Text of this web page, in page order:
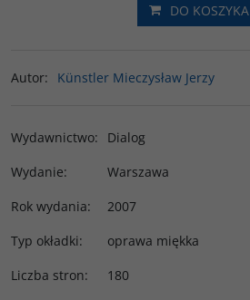
DO KOSZYKA
Autor: Künstler Mieczysław Jerzy
Wydawnictwo:
Dialog
Wydanie:
Warszawa
Rok wydania:
2007
Typ okładki:
oprawa miękka
Liczba stron:
180